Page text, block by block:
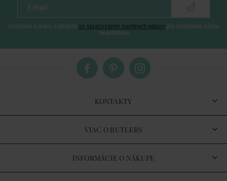
vložením e-mailu súhlasíte so spracovaním osobných údajov pre zasielanie nášho
newsletteru
KONTAKTY
VIAC O BUTLERS
INFORMÁCIE O NÁKUPE